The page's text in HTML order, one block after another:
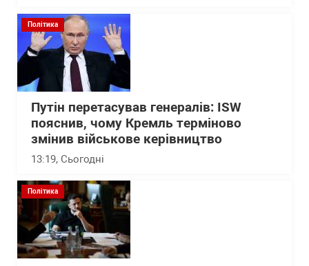
Політика
Путін перетасував генералів: ISW
пояснив, чому Кремль терміново
змінив військове керівництво
13:19, Сьогодні
Політика